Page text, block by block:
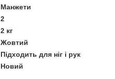
Манжети
2
2 кг
Жовтий
Підходить для ніг і рук
Новий